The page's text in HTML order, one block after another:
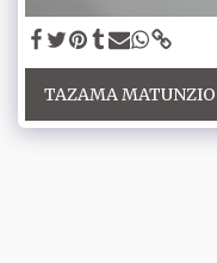
TAZAMA